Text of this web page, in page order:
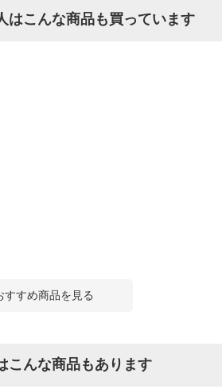
はこんな商品も買っています
すすめ商品を見る
こんな商品もあります